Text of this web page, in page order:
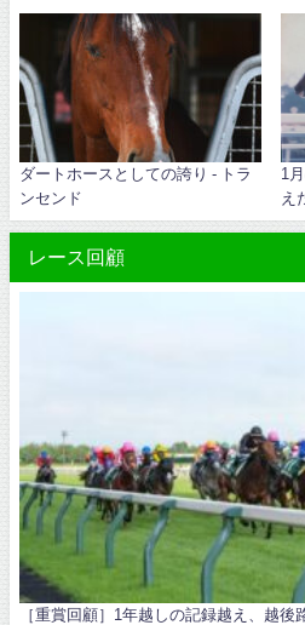
ダートホースとしての誇り - トラ
ンセンド
1
え
レース回顧
［重賞回顧］1年越しの記録越え、越